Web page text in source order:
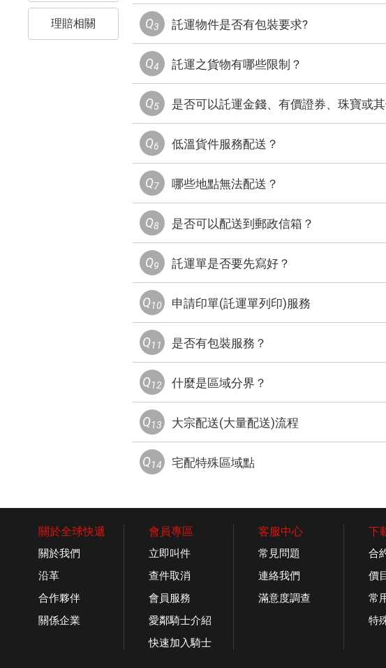
理賠相關 Q3 託運物件是否有包裝要求?
Q4 託運之貨物有哪些限制？
Q5 是否可以託運金錢、有價證券、珠寶或
Q6 低溫貨件服務配送？
Q7 哪些地點無法配送？
Q8 是否可以配送到郵政信箱？
Q9 託運單是否要先寫好？
Q10 申請印單(託運單列印)服務
Q11 是否有包裝服務？
Q12 什麼是區域分界？
Q13 大宗配送(大量配送)流程
Q14 宅配特殊區域點
關於全球快遞
關於我們
沿革
合作夥伴
關係企業
會員專區
立即叫件
查件取消
會員服務
愛鄰騎士介紹
快速加入騎士
客服中心
常見問題
連絡我們
滿意度調查
下
合
價
常
特